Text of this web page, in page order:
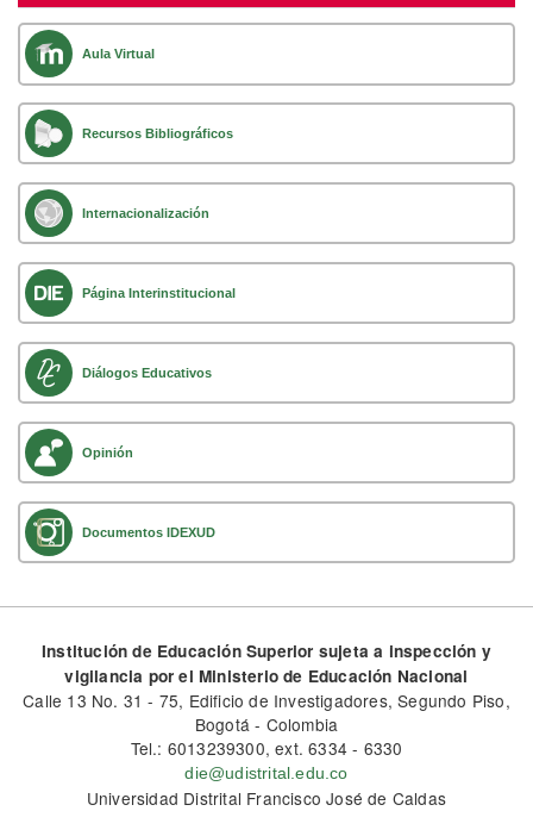
Aula Virtual
Recursos Bibliográficos
Internacionalización
Página Interinstitucional
Diálogos Educativos
Opinión
Documentos IDEXUD
Institución de Educación Superior sujeta a inspección y
vigilancia por el Ministerio de Educación Nacional
Calle 13 No. 31 - 75, Edificio de Investigadores, Segundo Piso,
Bogotá - Colombia
Tel.: 6013239300, ext. 6334 - 6330
die@udistrital.edu.co
Universidad Distrital Francisco José de Caldas